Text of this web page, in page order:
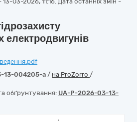
13-004205-a / на ProZorro /
обґрунтування: UA-P-2026-03-13-